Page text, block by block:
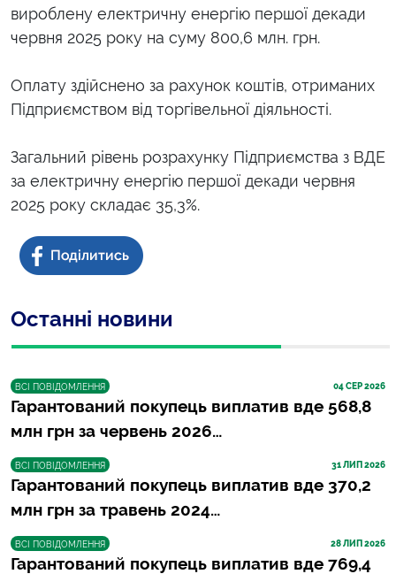
вироблену електричну енергію першої декади
червня 2025 року на суму 800,6 млн. грн.
Оплату здійснено за рахунок коштів, отриманих
Підприємством від торгівельної діяльності.
Загальний рівень розрахунку Підприємства з ВДЕ
за електричну енергію першої декади червня
2025 року складає 35,3%.
Останні новини
ВСІ ПОВІДОМЛЕННЯ 04 СЕР 2026
Гарантований покупець виплатив вде 568,8
млн грн за червень 2026…
ВСІ ПОВІДОМЛЕННЯ 31 ЛИП 2026
Гарантований покупець виплатив вде 370,2
млн грн за травень 2024…
ВСІ ПОВІДОМЛЕННЯ 28 ЛИП 2026
Гарантований покупець виплатив вде 769,4